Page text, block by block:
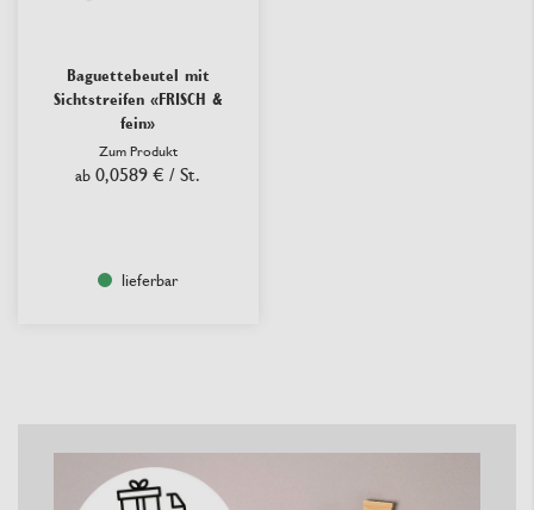
Baguettebeutel mit
Sichtstreifen «FRISCH &
fein»
Zum Produkt
ab 0,0589 € / St.
lieferbar